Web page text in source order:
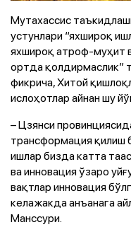
Мутахассис
устунлари “яхшироқ
яхшироқ атроф-муҳит
ортда қолдирмаслик”
фикрича, Хитой
ислоҳотлар айнан шу
– Цзянси
трансформация қилиш
ишлар бизда катта
ва инновация ўзаро
вақтлар инновация
келажакда анъанага
Манссури.